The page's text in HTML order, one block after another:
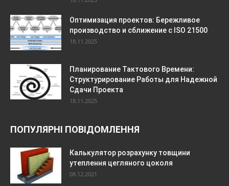
Оптимизация проектов: Бережливое
производство и сближение с ISO 21500
18.11.2025
Планирование Тактового Времени:
Структурирование Работы для Надежной
Сдачи Проекта
18.11.2025
ПОПУЛЯРНІ ПОВІДОМЛЕННЯ
Калькулятор розрахунку товщини
утеплення цегляного цоколя
08.12.2021